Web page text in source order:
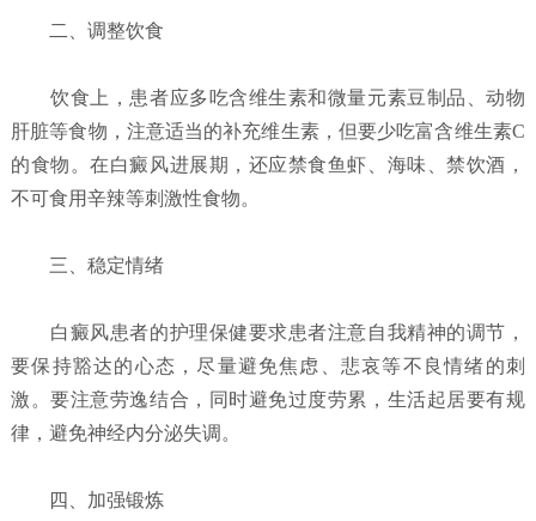
二、调整饮食
饮食上，患者应多吃含维生素和微量元素豆制品、动物
肝脏等食物，注意适当的补充维生素，但要少吃富含维生素C
的食物。在白癜风进展期，还应禁食鱼虾、海味、禁饮酒，
不可食用辛辣等刺激性食物。
三、稳定情绪
白癜风患者的护理保健要求患者注意自我精神的调节，
要保持豁达的心态，尽量避免焦虑、悲哀等不良情绪的刺
激。要注意劳逸结合，同时避免过度劳累，生活起居要有规
律，避免神经内分泌失调。
四、加强锻炼